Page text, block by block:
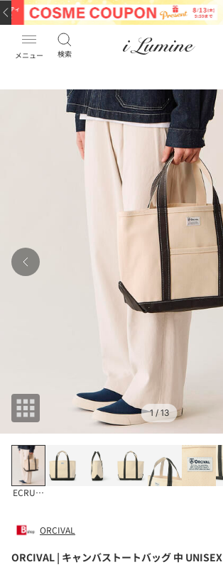
メニュー 検索
1/ 13
ECRU系1
ORCIVAL
ORCIVAL | キャンバストートバッグ 中 UNISEX